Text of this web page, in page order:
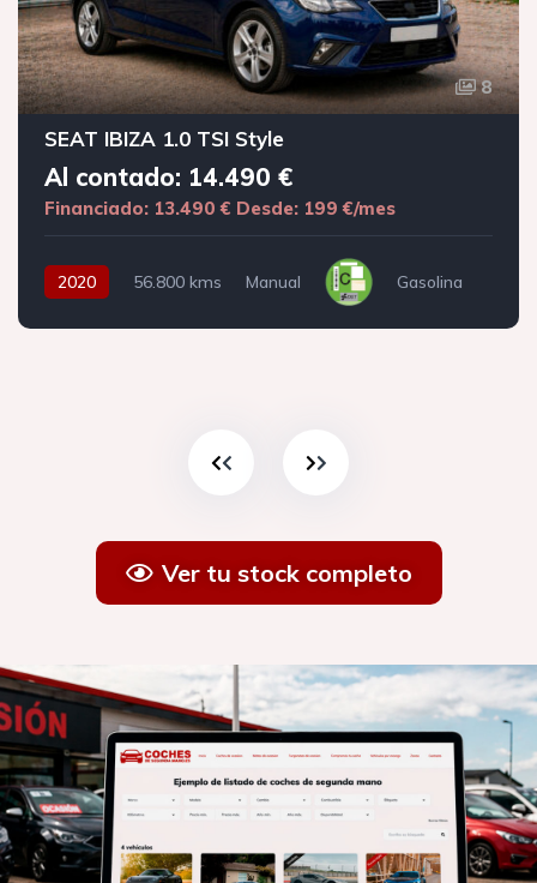
8
SEAT IBIZA 1.0 TSI Style
Al contado: 14.490 €
Financiado: 13.490 € Desde: 199 €/mes
2020 56.800 kms Manual Gasolina
Ver tu stock completo